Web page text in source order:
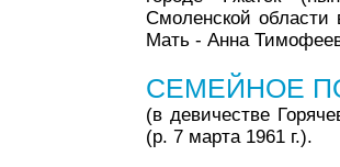
Смоленской области
Мать - Анна
СЕМЕЙНОЕ
(в девичестве
(р. 7 марта 1961 г.).